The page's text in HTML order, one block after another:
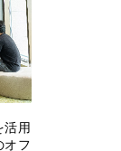
活用
オフ